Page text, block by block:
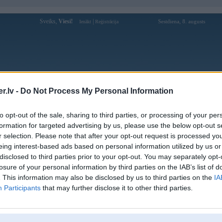
- Do Not Process My Personal Information
opt-out of the sale, sharing to third parties, or processing of your
for targeted advertising by us, please use the below opt-out
selection. Please note that after your opt-out request is processed
interest-based ads based on personal information utilized by us
to third parties prior to your opt-out. You may separately
of your personal information by third parties on the IAB’s list of
This information may also be disclosed by us to third parties on the
Participants that may further disclose it to other third parties.
Sveiks, Viesi! Ienākt Reģistrācija Sestdiena, 8. augusts
Forums Galerijas Reģistrācija Lietotāji
Lietotāja Ezits profils
Pēdējo reizi manīts: 29. Mar 2014, 19:41
Lietotājvārds:
Ezits
Pilsēta:
Rīga
Braucu ar:
325 Coupe
Intereses:
visskkas
[Pēdējie ziņojumi forumā]